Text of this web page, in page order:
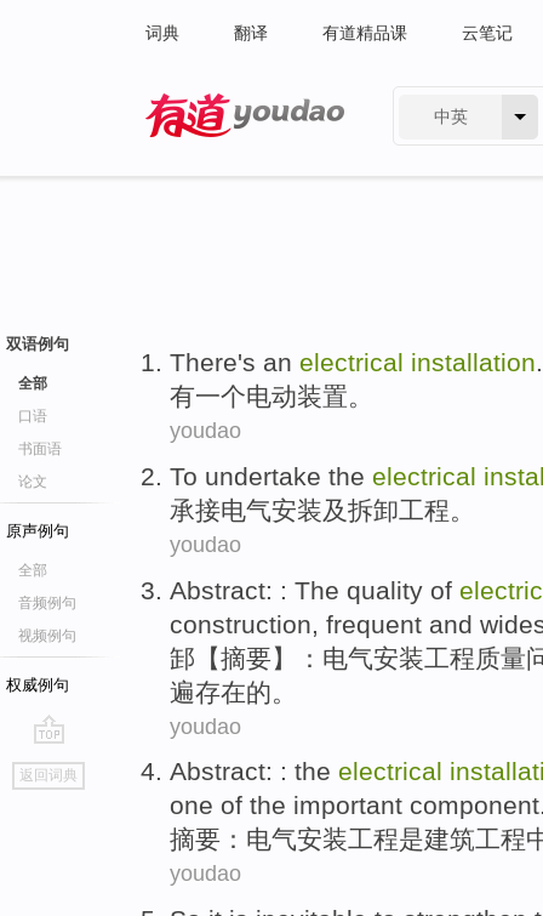
词典 翻译 有道精品课 云笔记
中英
双语例句
全部
口语
书面语
论文
原声例句
全部
音频例句
视频例句
权威例句
go
top
返回词典
There's an electrical installation.
有一个电动装置。
youdao
To undertake the electrical
承接电气安装及拆卸工程。
youdao
Abstract: : The quality of
construction frequent and
䣃【摘要】： 电气安装工程质量
遍存在的 。
youdao
Abstract: : the electrical
one of the important component
摘要 ： 电气安装工程是建筑工程
youdao